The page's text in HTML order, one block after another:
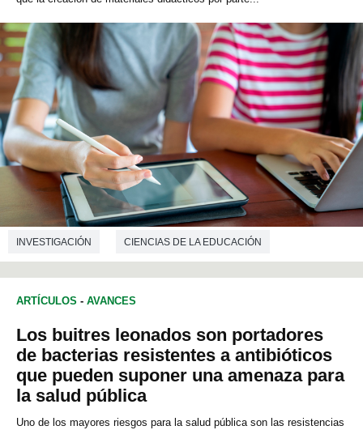
English Català
BUSCAR
INVESTIGACIÓN CIENCIAS DE LA EDUCACIÓN
ARTÍCULOS - AVANCES
Los buitres leonados son portadores
de bacterias resistentes a antibióticos
que pueden suponer una amenaza para
la salud pública
Uno de los mayores riesgos para la salud pública son las resistencias